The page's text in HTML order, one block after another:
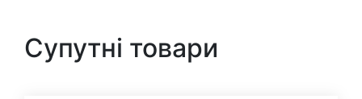
Супутні товари